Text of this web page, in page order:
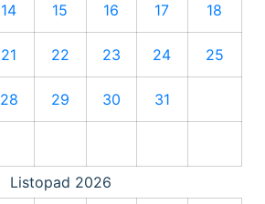
14 15 16 17 18
21 22 23 24 25
28 29 30 31
Listopad 2026